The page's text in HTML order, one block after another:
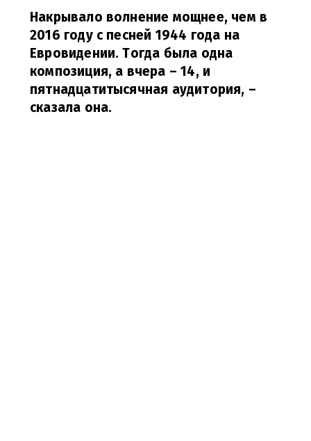
Накрывало волнение мощнее, чем в
2016 году с песней 1944 года на
Евровидении. Тогда была одна
композиция, а вчера – 14, и
пятнадцатитысячная аудитория, –
сказала она.